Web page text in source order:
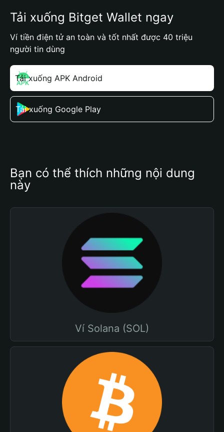
Tải xuống Bitget Wallet ngay
Ví tiền điện tử an toàn và tốt nhất được 40 triệu
người tin dùng
Tải xuống APK Android
Tải xuống Google Play
Bạn có thể thích những nội dung
này
Ví Solana (SOL)